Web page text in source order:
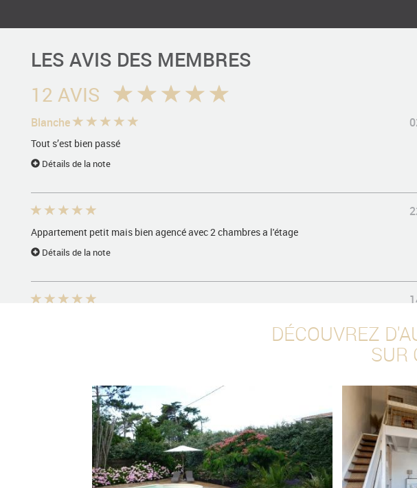
LES AVIS DES MEMBRES
12 AVIS
Blanche
Tout s’est bien passé
Détails de la note
Appartement petit mais bien agencé avec 2 chambres a l'étage
Détails de la note
Appart ok. Emplacement idéal. Bord de mer à moins de 5mn. Tous les commerces à côté
Pas de wifi . Canapé très inconfortable mais cela reste accessoire
T.out était parfait sauf l'usage de la piscine 2 jours au lieu de 7 sans aucun geste du
Détails de la note
DÉCOUVREZ
SUR